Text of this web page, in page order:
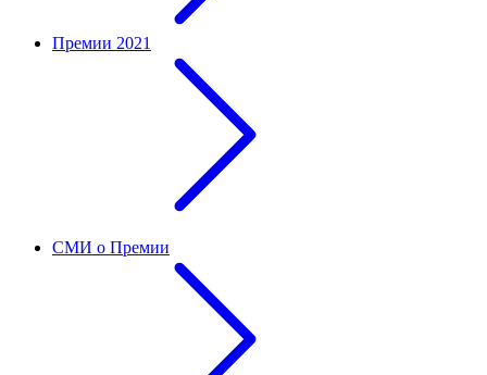
Премии 2021
СМИ о Премии